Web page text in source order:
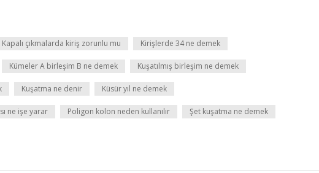
Kapalı çıkmalarda kiriş zorunlu mu Kirişlerde 34 ne demek
Kümeler A birleşim B ne demek Kuşatılmış birleşim ne demek
Kuşatma ne denir Küsür yıl ne demek
ne işe yarar Poligon kolon neden kullanılır Şet kuşatma ne demek